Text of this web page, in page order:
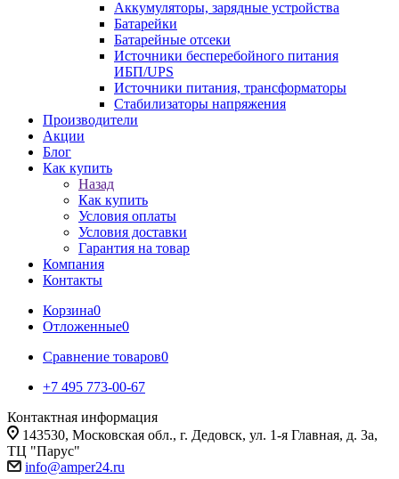
Аккумуляторы, зарядные устройства
Батарейки
Батарейные отсеки
Источники бесперебойного питания
ИБП/UPS
Источники питания, трансформаторы
Стабилизаторы напряжения
Производители
Акции
Блог
Как купить
Назад
Как купить
Условия оплаты
Условия доставки
Гарантия на товар
Компания
Контакты
Корзина0
Отложенные0
Сравнение товаров0
+7 495 773-00-67
Контактная информация
143530, Московская обл., г. Дедовск, ул. 1-я Главная, д. 3а,
ТЦ "Парус"
info@amper24.ru